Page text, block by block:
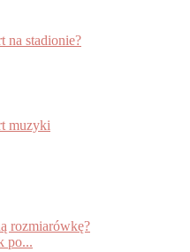
na stadionie?
muzyki
rozmiarówkę?
po...